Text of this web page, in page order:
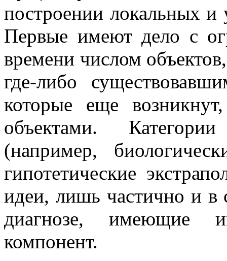
построении локальных и
Первые имеют дело с
времени числом
где-либо
которые еще
объектами.
(например,
гипотетические
идеи, лишь частично и в
диагнозе, имеющие
компонент.